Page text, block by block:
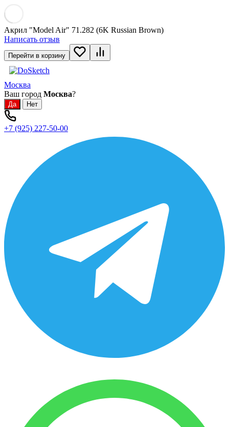
Акрил "Model Air" 71.282 (6K Russian Brown)
Написать отзыв
Перейти в корзину
Москва
Ваш город Москва?
+7 (925) 227-50-00